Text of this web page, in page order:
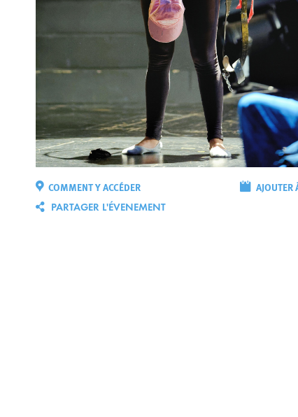
AJOUTER
COMMENT Y ACCÉDER
PARTAGER L'ÉVENEMENT